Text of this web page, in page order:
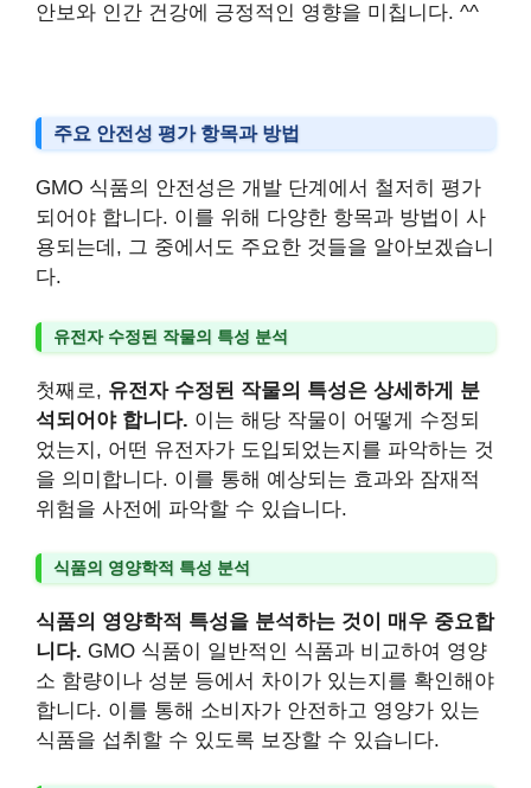
안보와 인간 건강에 긍정적인 영향을 미칩니다. ^^
주요 안전성 평가 항목과 방법
GMO 식품의 안전성은 개발 단계에서 철저히 평가
되어야 합니다. 이를 위해 다양한 항목과 방법이 사
용되는데, 그 중에서도 주요한 것들을 알아보겠습니
다.
유전자 수정된 작물의 특성 분석
첫째로, 유전자 수정된 작물의 특성은 상세하게 분
석되어야 합니다. 이는 해당 작물이 어떻게 수정되
었는지, 어떤 유전자가 도입되었는지를 파악하는 것
을 의미합니다. 이를 통해 예상되는 효과와 잠재적
위험을 사전에 파악할 수 있습니다.
식품의 영양학적 특성 분석
식품의 영양학적 특성을 분석하는 것이 매우 중요합
니다. GMO 식품이 일반적인 식품과 비교하여 영양
소 함량이나 성분 등에서 차이가 있는지를 확인해야
합니다. 이를 통해 소비자가 안전하고 영양가 있는
식품을 섭취할 수 있도록 보장할 수 있습니다.